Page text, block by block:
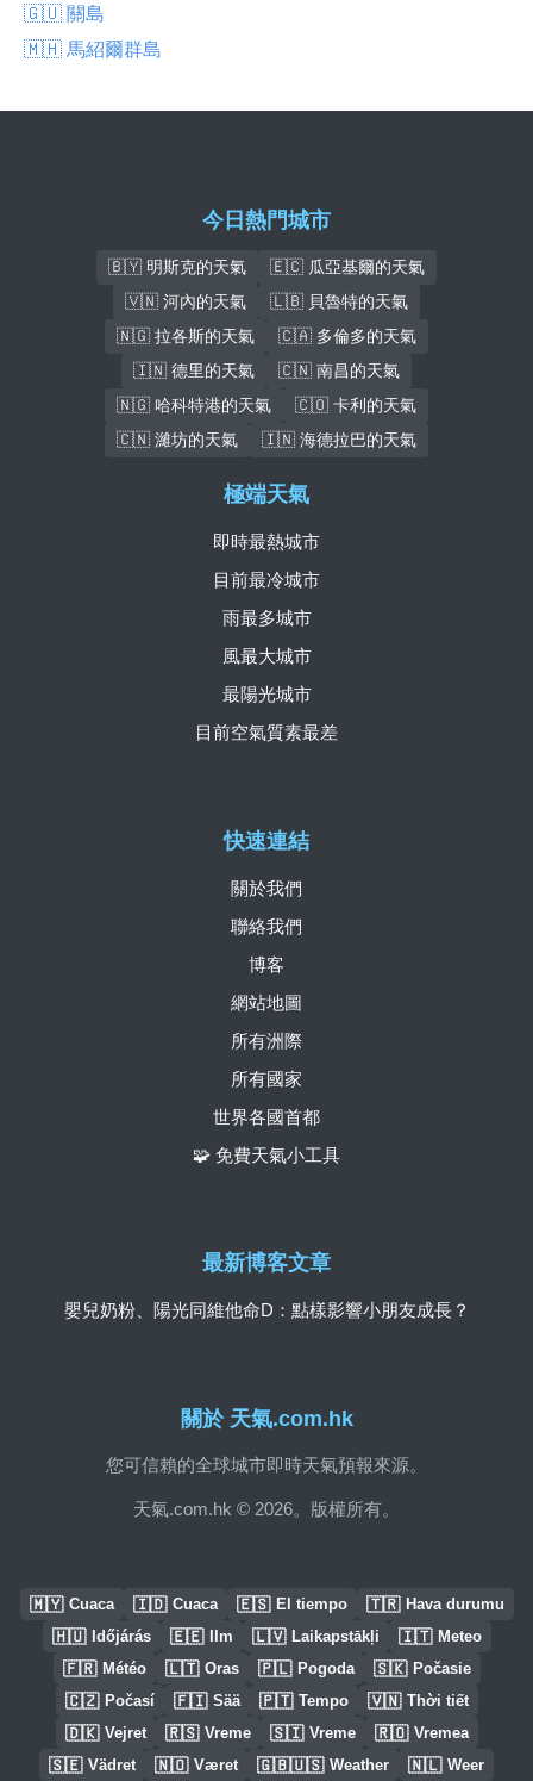
🇬🇺 關島
🇲🇭 馬紹爾群島
今日熱門城市
🇧🇾 明斯克的天氣
🇪🇨 瓜亞基爾的天氣
🇻🇳 河內的天氣
🇱🇧 貝魯特的天氣
🇳🇬 拉各斯的天氣
🇨🇦 多倫多的天氣
🇮🇳 德里的天氣
🇨🇳 南昌的天氣
🇳🇬 哈科特港的天氣
🇨🇴 卡利的天氣
🇨🇳 濰坊的天氣
🇮🇳 海德拉巴的天氣
關於 天氣.com.hk
您可信賴的全球城市即時天氣預報來源。
天氣.com.hk © 2026。版權所有。
快速連結
關於我們
聯絡我們
博客
網站地圖
所有洲際
所有國家
世界各國首都
🧩 免費天氣小工具
極端天氣
即時最熱城市
目前最冷城市
雨最多城市
風最大城市
最陽光城市
目前空氣質素最差
最新博客文章
嬰兒奶粉、陽光同維他命D：點樣影響小朋友成長？
🇲🇾 Cuaca 🇮🇩 Cuaca 🇪🇸 El tiempo 🇹🇷 Hava durumu
🇭🇺 Időjárás 🇪🇪 Ilm 🇱🇻 Laikapstākļi 🇮🇹 Meteo
🇫🇷 Météo 🇱🇹 Oras 🇵🇱 Pogoda 🇸🇰 Počasie
🇨🇿 Počasí 🇫🇮 Sää 🇵🇹 Tempo 🇻🇳 Thời tiết
🇩🇰 Vejret 🇷🇸 Vreme 🇸🇮 Vreme 🇷🇴 Vremea
🇸🇪 Vädret 🇳🇴 Været 🇬🇧🇺🇸 Weather 🇳🇱 Weer